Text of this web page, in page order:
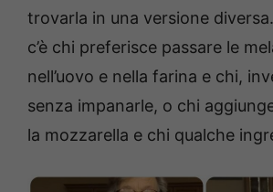
trovarla in una versione
c’è chi preferisce passare le
nell’uovo e nella farina e chi,
senza impanarle, o chi
la mozzarella e chi qualche